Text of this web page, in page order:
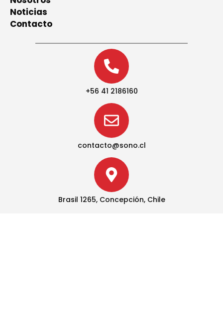
Noticias
Contacto
+56 41 2186160
contacto@sono.cl
Brasil 1265, Concepción, Chile